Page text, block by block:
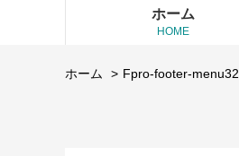
ホーム
HOME
ホーム Fpro-footer-menu32